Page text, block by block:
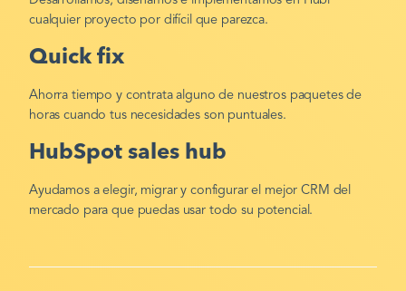
cualquier proyecto por difícil que parezca.
Quick fix
Ahorra tiempo y contrata alguno de nuestros paquetes de
horas cuando tus necesidades son puntuales.
HubSpot sales hub
Ayudamos a elegir, migrar y configurar el mejor CRM del
mercado para que puedas usar todo su potencial.